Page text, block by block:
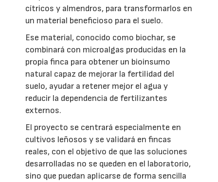
cítricos y almendros, para transformarlos en
un material beneficioso para el suelo.
Ese material, conocido como biochar, se
combinará con microalgas producidas en la
propia finca para obtener un bioinsumo
natural capaz de mejorar la fertilidad del
suelo, ayudar a retener mejor el agua y
reducir la dependencia de fertilizantes
externos.
El proyecto se centrará especialmente en
cultivos leñosos y se validará en fincas
reales, con el objetivo de que las soluciones
desarrolladas no se queden en el laboratorio,
sino que puedan aplicarse de forma sencilla